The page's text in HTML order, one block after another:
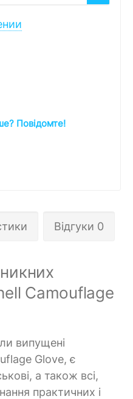
Повідомте!
Відгуки 0
Camouflage
випущені
Glove, є
а також всі,
практичних і